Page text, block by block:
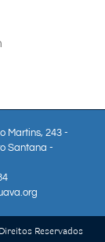
Martins, 243 -
Santana -
Reservados